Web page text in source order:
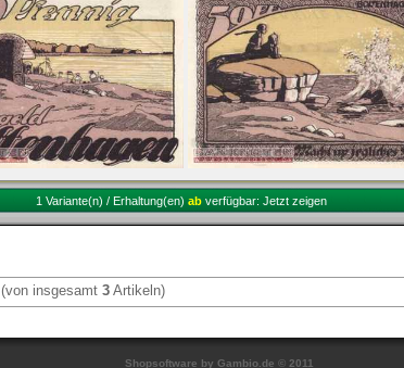
1 Variante(n) / Erhaltung(en) ab verfügbar: Jetzt zeigen
(von insgesamt 3 Artikeln)
Shopsoftware by Gambio.de © 2011